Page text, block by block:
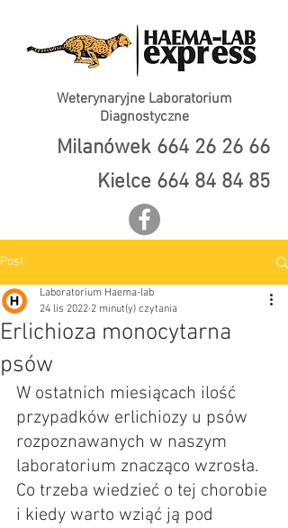
Milanówek 664 26 26 66
Kielce 664 84 84 85
Weterynaryjne Laboratorium
Diagnostyczne
Post
Erlichioza monocytarna
psów
Laboratorium Haema-lab
24 lis 2022 2 minut(y) czytania
W ostatnich miesiącach ilość
przypadków erlichiozy u psów
rozpoznawanych w naszym
laboratorium znacząco wzrosła.
Co trzeba wiedzieć o tej chorobie
i kiedy warto wziąć ją pod